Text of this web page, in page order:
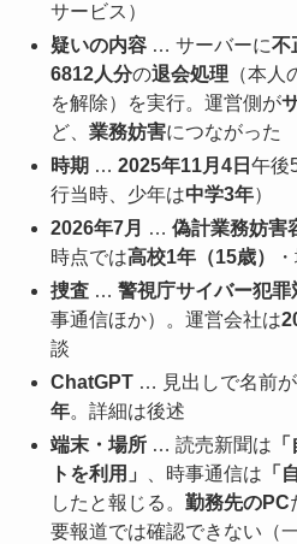
サービス）
疑いの内容… サーバーに不
6812人分の退会処理 （本
を解除）を実行。運営側が
ど、 業務妨害につながった
時期 … 2025年11月4日 午後
行当時、少年は中学3年）
2026年7月 … 偽計業務妨害
時点では高校1年（15歳）
捜査… 警視庁サイバー犯罪
事通信ほか）。運営会社は
談
ChatGPT… 見出しで名前が
年。詳細は後述
端末・場所… 読売新聞は
トを利用」
、時事通信は 「
したと報じる。 勤務先のPC
要報道では確認できない（